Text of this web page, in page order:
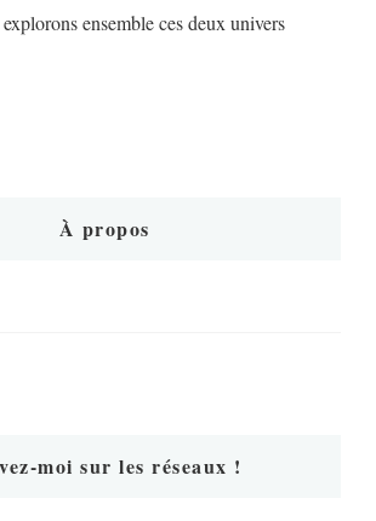
ensemble ces deux univers
À propos
moi sur les réseaux !